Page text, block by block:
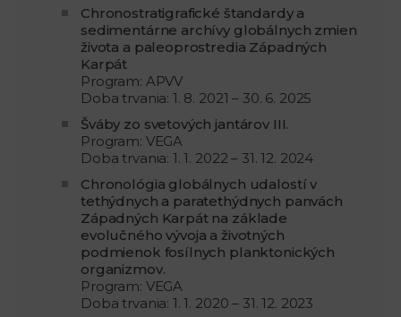
Chronostratigrafické štandardy a
sedimentárne archívy globálnych zmien
života a paleoprostredia Západných
Karpát
Program: APVV
Doba trvania: 1. 8. 2021 – 30. 6. 2025
Šváby zo svetových jantárov III.
Program: VEGA
Doba trvania: 1. 1. 2022 – 31. 12. 2024
Chronológia globálnych udalostí v
tethýdnych a paratethýdnych panvách
Západných Karpát na základe
evolučného vývoja a životných
podmienok fosílnych planktonických
organizmov.
Program: VEGA
Doba trvania: 1. 1. 2020 – 31. 12. 2023